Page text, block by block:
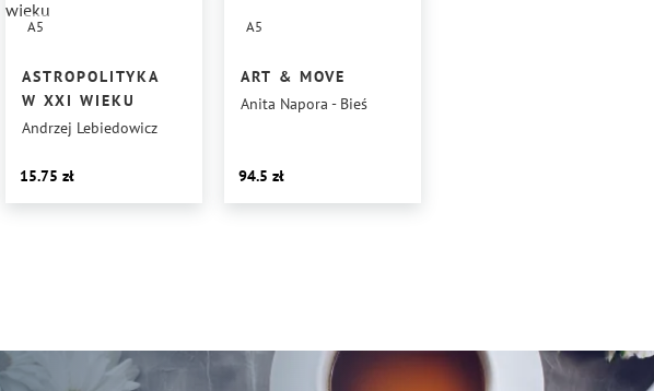
A5
ASTROPOLITYKA
W XXI WIEKU
Andrzej Lebiedowicz
15.75
A5
ART & MOVE
Anita Napora - Bieś
94.5